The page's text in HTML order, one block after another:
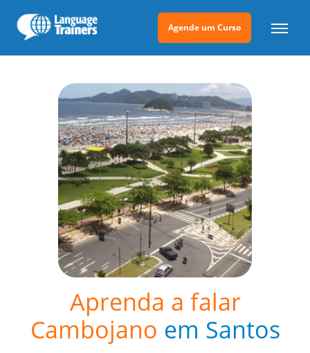
Agende um Curso
Aprenda a falar
Cambojano em Santos